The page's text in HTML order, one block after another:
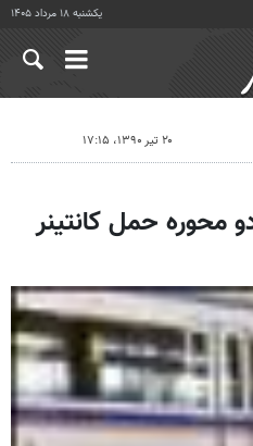
یکشنبه ۱۸ مرداد ۱۴۰۵
۲۰ تیر ۱۳۹۰، ۱۷:۱۵
محوره حمل کانتینر